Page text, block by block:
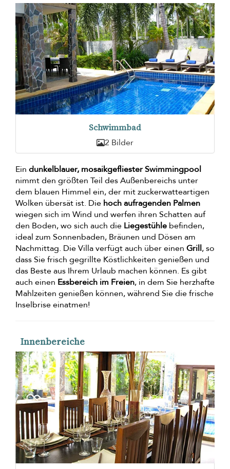
Schwimmbad
2 Bilder
Ein dunkelblauer, mosaikgefliester Swimmingpool
nimmt den größten Teil des Außenbereichs unter
dem blauen Himmel ein, der mit zuckerwatteartigen
Wolken übersät ist. Die hoch aufragenden Palmen
wiegen sich im Wind und werfen ihren Schatten auf
den Boden, wo sich auch die Liegestühle befinden,
ideal zum Sonnenbaden, Bräunen und Dösen am
Nachmittag. Die Villa verfügt auch über einen Grill, so
dass Sie frisch gegrillte Köstlichkeiten genießen und
das Beste aus Ihrem Urlaub machen können. Es gibt
auch einen Essbereich im Freien, in dem Sie herzhafte
Mahlzeiten genießen können, während Sie die frische
Inselbrise einatmen!
Innenbereiche